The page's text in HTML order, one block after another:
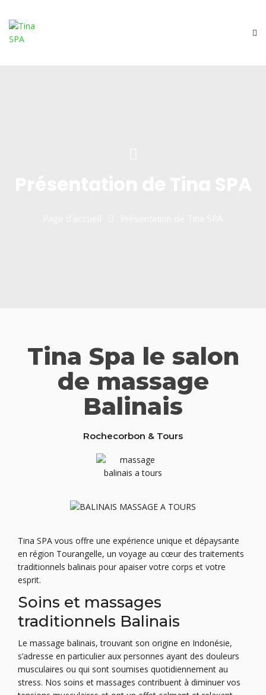
Tina Spa le salon
de massage
Balinais
Rochecorbon & Tours
Tina SPA vous offre une expérience unique et dépaysante
en région Tourangelle, un voyage au cœur des traitements
traditionnels balinais pour apaiser votre corps et votre
esprit.
Soins et massages
traditionnels Balinais
Le massage balinais, trouvant son origine en Indonésie,
s’adresse en particulier aux personnes ayant des douleurs
musculaires ou qui sont soumises quotidiennement au
stress. Nos soins et massages contribuent à diminuer vos